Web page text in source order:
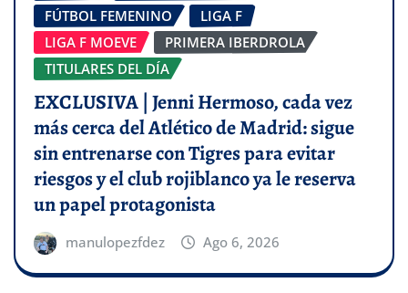
FÚTBOL FEMENINO
LIGA F
LIGA F MOEVE
PRIMERA IBERDROLA
TITULARES DEL DÍA
EXCLUSIVA | Jenni Hermoso, cada vez
más cerca del Atlético de Madrid: sigue
sin entrenarse con Tigres para evitar
riesgos y el club rojiblanco ya le reserva
un papel protagonista
manulopezfdez Ago 6, 2026